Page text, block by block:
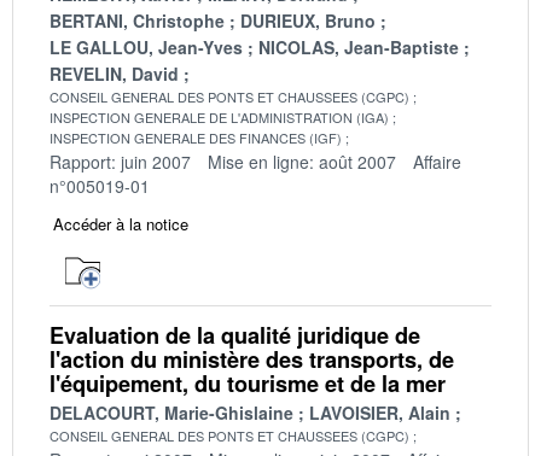
BERTANI, Christophe
DURIEUX, Bruno
LE GALLOU, Jean-Yves
NICOLAS, Jean-Baptiste
REVELIN, David
CONSEIL GENERAL DES PONTS ET CHAUSSEES (CGPC)
INSPECTION GENERALE DE L'ADMINISTRATION (IGA)
INSPECTION GENERALE DES FINANCES (IGF)
Rapport: juin 2007 Mise en ligne: août 2007
Affaire
n°005019-01
Accéder à la notice
Evaluation de la qualité juridique de
l'action du ministère des transports, de
l'équipement, du tourisme et de la mer
DELACOURT, Marie-Ghislaine LAVOISIER, Alain
CONSEIL GENERAL DES PONTS ET CHAUSSEES (CGPC)